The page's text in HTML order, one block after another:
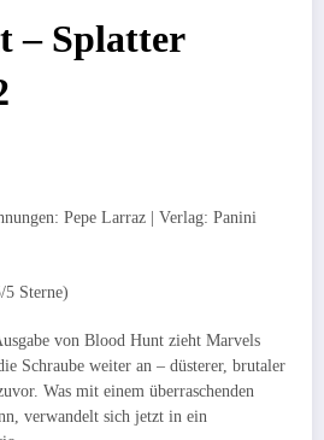
– Splatter
Pepe Larraz | Verlag: Panini
Sterne)
von Blood Hunt zieht Marvels
Schraube weiter an – düsterer, brutaler
Was mit einem überraschenden
verwandelt sich jetzt in ein